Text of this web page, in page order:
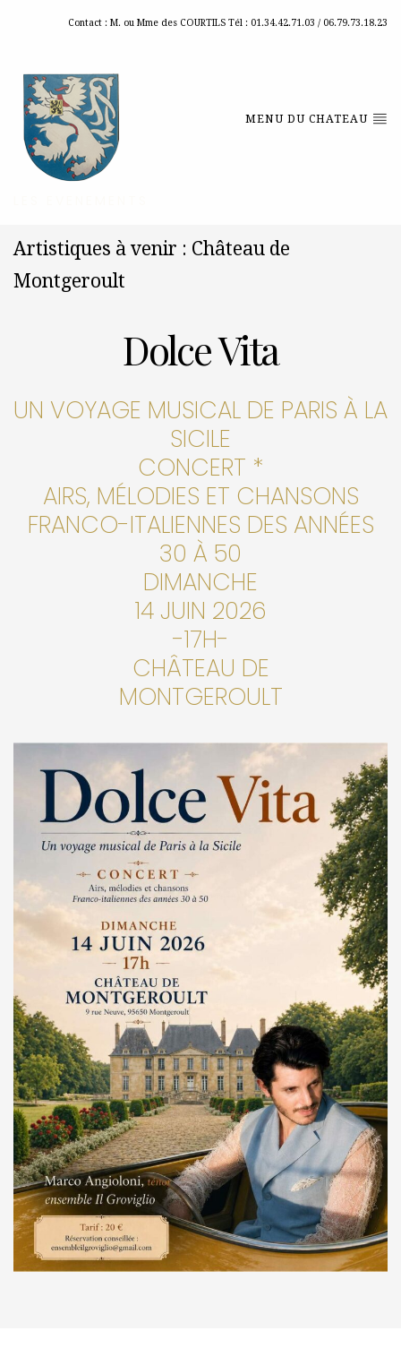
Contact : M. ou Mme des COURTILS Tél : 01.34.42.71.03 / 06.79.73.18.23
MENU DU CHATEAU
Artistiques à venir : Château de
Montgeroult
Dolce Vita
UN VOYAGE MUSICAL DE PARIS À LA
SICILE
CONCERT *
AIRS, MÉLODIES ET CHANSONS
FRANCO-ITALIENNES DES ANNÉES
30 À 50
DIMANCHE
14 JUIN 2026
-17H-
CHÂTEAU DE
MONTGEROULT